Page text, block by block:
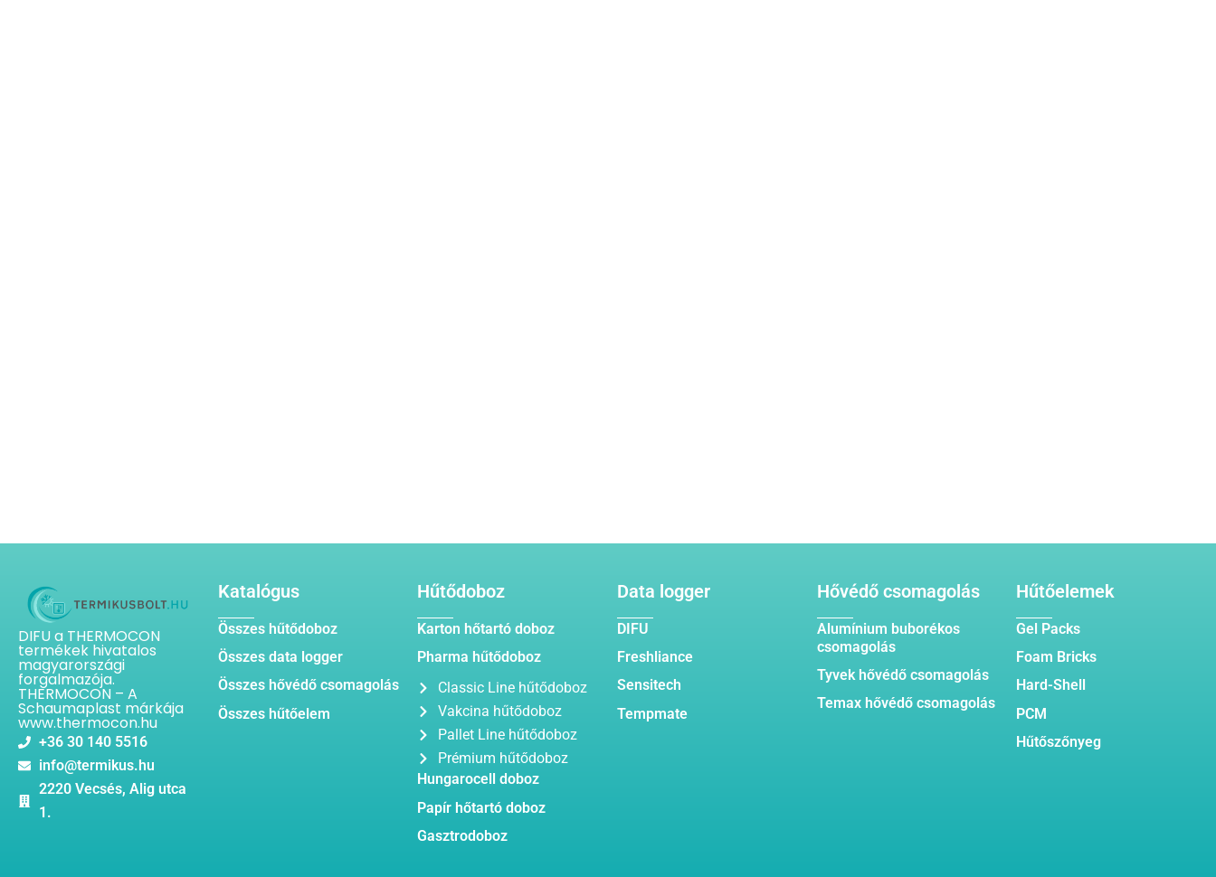
DIFU a THERMOCON
termékek hivatalos
magyarországi
forgalmazója.
THERMOCON – A
Schaumaplast márkája
www.thermocon.hu
+36 30 140 5516
info@termikus.hu
2220 Vecsés, Alig utca
1.
Katalógus
Összes hűtődoboz
Összes data logger
Összes hővédő csomagolás
Összes hűtőelem
Hűtődoboz
Karton hőtartó doboz
Pharma hűtődoboz
Classic Line hűtődoboz
Vakcina hűtődoboz
Pallet Line hűtődoboz
Prémium hűtődoboz
Hungarocell doboz
Papír hőtartó doboz
Gasztrodoboz
Data logger
DIFU
Freshliance
Sensitech
Tempmate
Hővédő csomagolás
Alumínium buborékos
csomagolás
Tyvek hővédő csomagolás
Temax hővédő csomagolás
Hűtőelemek
Gel Packs
Foam Bricks
Hard-Shell
PCM
Hűtőszőnyeg